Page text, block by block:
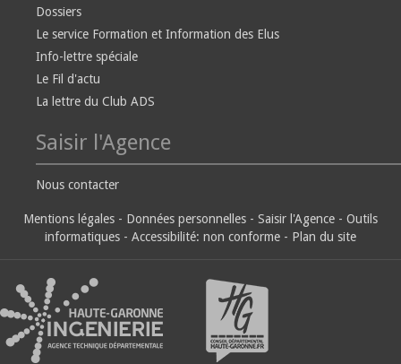
Dossiers
Le service Formation et Information des Elus
Info-lettre spéciale
Le Fil d'actu
La lettre du Club ADS
Saisir l'Agence
Nous contacter
Mentions légales - Données personnelles - Saisir l'Agence - Outils
informatiques - Accessibilité: non conforme - Plan du site